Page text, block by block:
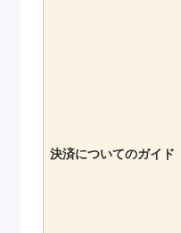
決済についてのガイド